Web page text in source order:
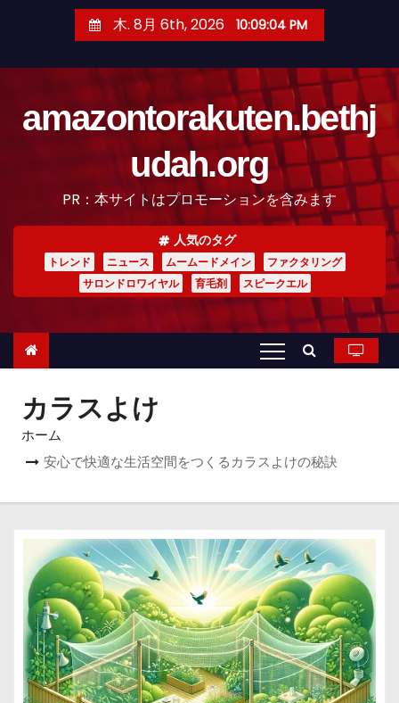
木. 8月 6th, 2026 10:09:05 PM
amazontorakuten.bethj
udah.org
PR：本サイトはプロモーションを含みます
人気のタグ
トレンド ニュース ムームードメイン
ファクタリング
サロンドロワイヤル
育毛剤 スピークエル
カラスよけ
ホーム
安心で快適な生活空間をつくるカラスよけの秘訣